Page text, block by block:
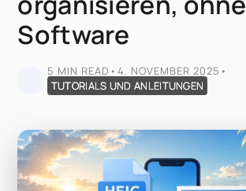
Software
5 MIN READ • 4. NOVEMBER 2025 •
TUTORIALS UND ANLEITUNGEN